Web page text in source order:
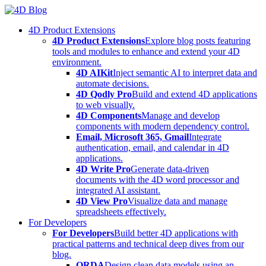
Skip
content4D Product Extensions
4D Product ExtensionsExplore blog posts featuring
tools and modules to enhance and extend your 4D
environment.
4D AIKitInject semantic AI to interpret data and
automate decisions.
4D Qodly ProBuild and extend 4D applications
to web visually.
4D ComponentsManage and develop
components with modern dependency control.
Email, Microsoft 365, GmailIntegrate
authentication, email, and calendar in 4D
applications.
4D Write ProGenerate data-driven
documents with the 4D word processor and
integrated AI assistant.
4D View ProVisualize data and manage
spreadsheets effectively.
For Developers
For DevelopersBuild better 4D applications with
practical patterns and technical deep dives from our
blog.